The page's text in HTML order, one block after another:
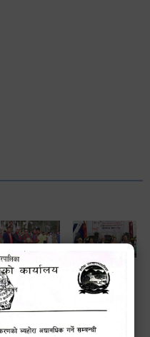
पूर्ण खोप सुनिश्चित
तथा दिगोपना
हेटौंडा
उपमहानगरपालिका-१३
मेयरकप फुटबल
प्रतियोगिता-२०८३